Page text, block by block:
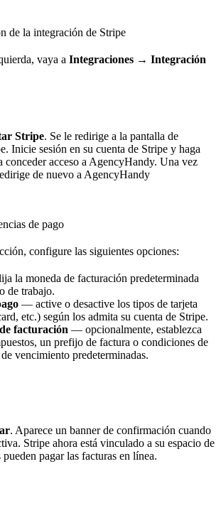
de la integración de Stripe
vaya a Integraciones → Integración
Stripe. Se le redirige a la pantalla de
Inicie sesión en su cuenta de Stripe y haga
conceder acceso a AgencyHandy. Una vez
de nuevo a AgencyHandy
de pago
configure las siguientes opciones:
la moneda de facturación predeterminada
de trabajo.
— active o desactive los tipos de tarjeta
etc.) según los admita su cuenta de Stripe.
facturación — opcionalmente, establezca
un prefijo de factura o condiciones de
vencimiento predeterminadas.
. Aparece un banner de confirmación cuando
Stripe ahora está vinculado a su espacio de
pagar las facturas en línea.